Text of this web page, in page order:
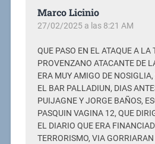
Marco Licinio
27/02/2025 a las 8:21 AM
QUE PASO EN EL ATAQUE A LA
PROVENZANO ATACANTE DE
ERA MUY AMIGO DE
EL BAR PALLADIUN, DIAS
PUIJAGNE Y JORGE BAÑOS,
PASQUIN VAGINA 12, QUE
EL DIARIO QUE ERA
TERRORISMO, VIA